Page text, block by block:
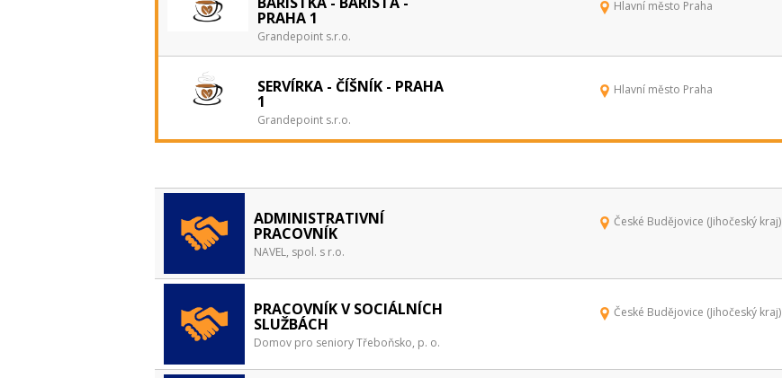
PRAHA 1
Grandepoint s.r.o.
Hlavní město Praha
SERVÍRKA - ČÍŠNÍK - PRAHA
1
Grandepoint s.r.o.
Hlavní město Praha
ADMINISTRATIVNÍ
PRACOVNÍK
NAVEL, spol. s r.o.
České Budějovice (Jihočeský kraj)
PRACOVNÍK V SOCIÁLNÍCH
SLUŽBÁCH
Domov pro seniory Třeboňsko, p. o.
České Budějovice (Jihočeský kraj)